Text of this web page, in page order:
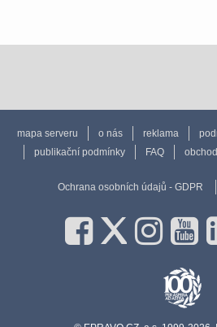
mapa serveru o nás reklama
publikační podmínky
FAQ
Ochrana osobních údajů - GDPR